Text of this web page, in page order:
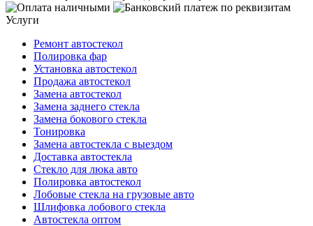
Услуги
Ремонт автостекол
Полировка фар
Установка автостекол
Продажа автостекол
Замена автостекол
Замена заднего стекла
Замена бокового стекла
Тонировка
Замена автостекла с выездом
Доставка автостекла
Стекло для люка авто
Полировка автостекол
Лобовые стекла на грузовые авто
Шлифовка лобового стекла
Автостекла оптом